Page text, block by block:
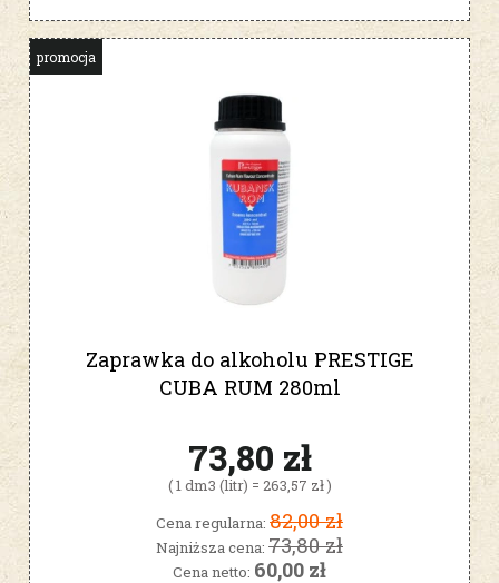
Zaprawka do alkoholu PRESTIGE
CUBA RUM 280ml
73,80 zł
( 1 dm3 (litr) = 263,57 zł )
Cena regularna: 82,00 zł
Najniższa cena: 73,80 zł
Cena netto: 60,00 zł
promocja